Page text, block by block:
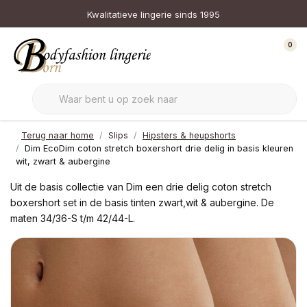
Kwalitatieve lingerie sinds 1995
0
Terug naar home Slips
Hipsters & heupshorts
Dim EcoDim coton stretch boxershort drie delig in basis kleuren
wit, zwart & aubergine
Uit de basis collectie van Dim een drie delig coton stretch
boxershort set in de basis tinten zwart,wit & aubergine. De
maten 34/36-S t/m 42/44-L.